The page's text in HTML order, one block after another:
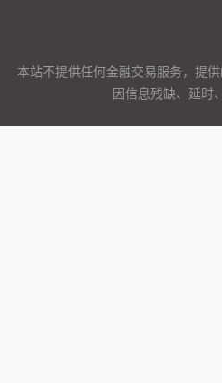
本站不提供任何金融交易服务，提
因信息残缺、延时